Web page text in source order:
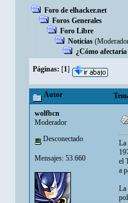
Foro de elhacker.net
Foros Generales
Foro Libre
Noticias
¿Cómo
Páginas: [1]
Autor
wolfbcn
Moderador
Desconectado
Mensajes: 53.660
La
el
a
La